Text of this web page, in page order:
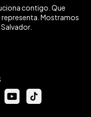
contigo. Que
Mostramos